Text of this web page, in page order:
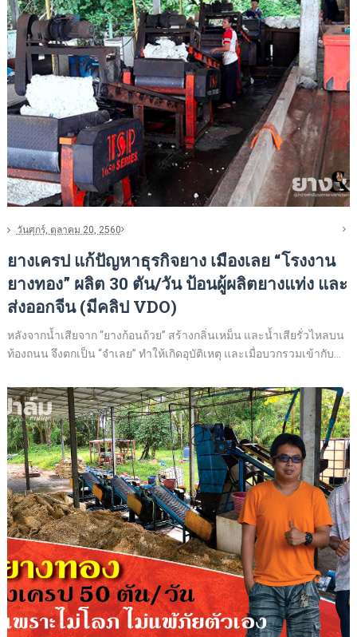
วันศุกร์, ตุลาคม 20, 2560
ยางเครป แก้ปัญหาธุรกิจยาง เมืองเลย “โรงงาน
ยางทอง” ผลิต 30 ตัน/วัน ป้อนผู้ผลิตยางแท่ง และ
ส่งออกจีน (มีคลิป VDO)
หลังจากน้ำเสียจาก “ยางก้อนถ้วย” สร้างกลิ่นเหม็น และน้ำเสียรั่วไหลบน
ท้องถนน จึงตกเป็น “จำเลย” ทำให้เกิดอุบัติเหตุ และเมื่อบวกรวมเข้ากับ...